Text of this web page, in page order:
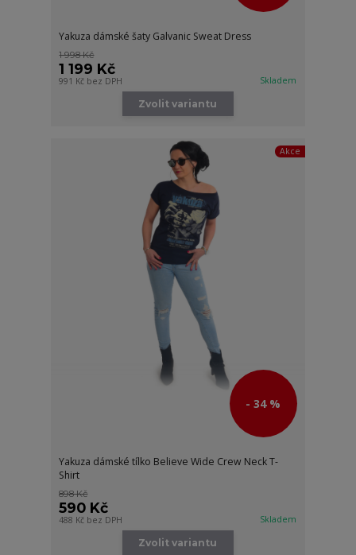
Yakuza dámské šaty Galvanic Sweat Dress
1 998 Kč
1 199 Kč
991 Kč bez DPH Skladem
Zvolit variantu
Akce
- 34 %
Yakuza dámské tílko Believe Wide Crew Neck T-
Shirt
898 Kč
590 Kč
488 Kč bez DPH Skladem
Zvolit variantu